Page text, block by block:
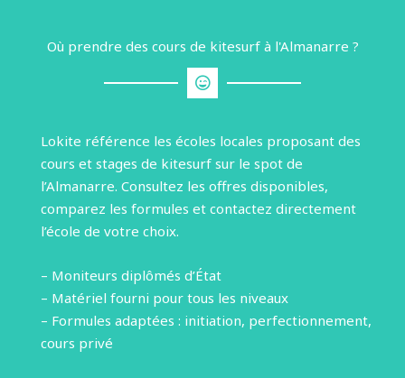
Où prendre des cours de kitesurf à l'Almanarre ?
Lokite référence les écoles locales proposant des
cours et stages de kitesurf sur le spot de
l’Almanarre. Consultez les offres disponibles,
comparez les formules et contactez directement
l’école de votre choix.
– Moniteurs diplômés d’État
– Matériel fourni pour tous les niveaux
– Formules adaptées : initiation, perfectionnement,
cours privé